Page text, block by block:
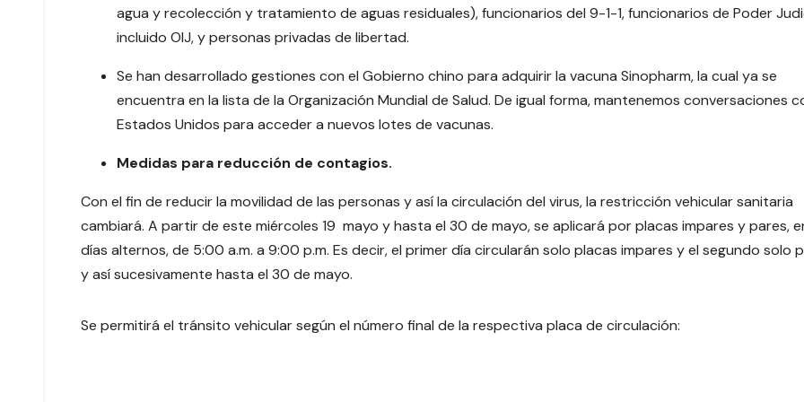
agua y recolección y tratamiento de aguas residuales), funcionarios del 9-1-1, funcionarios de Poder
incluido OIJ, y personas privadas de libertad.
Se han desarrollado gestiones con el Gobierno chino para adquirir la vacuna Sinopharm, la cual ya se
encuentra en la lista de la Organización Mundial de Salud. De igual forma, mantenemos conversaciones
Estados Unidos para acceder a nuevos lotes de vacunas.
Medidas para reducción de contagios.
Con el fin de reducir la movilidad de las personas y así la circulación del virus, la restricción vehicular sanitaria
cambiará. A partir de este miércoles 19 mayo y hasta el 30 de mayo, se aplicará por placas impares y pares,
días alternos, de 5:00 a.m. a 9:00 p.m. Es decir, el primer día circularán solo placas impares y el segundo solo
y así sucesivamente hasta el 30 de mayo.
Se permitirá el tránsito vehicular según el número final de la respectiva placa de circulación: